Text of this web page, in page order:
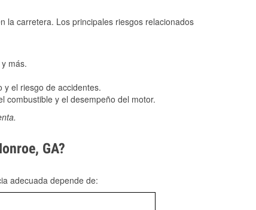
la carretera. Los principales riesgos relacionados
más.
el riesgo de accidentes.
y el desempeño del motor.
GA?
adecuada depende de: